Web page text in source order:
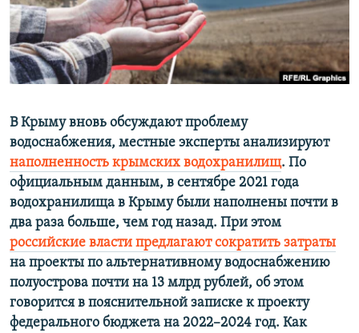
ПОБЕДИТЕЛЕЙ НЕ СУДЯТ?
КРЫМ.НЕПОКОРЕННЫЙ
ELIFBE
ПРИСОЕДИНЯЙТЕСЬ!
Все сайты RFE/RL
В Крыму вновь обсуждают проблему
водоснабжения, местные эксперты анализируют
наполненность крымских водохранилищ. По
официальным данным, в сентябре 2021 года
водохранилища в Крыму были наполнены почти в
два раза больше, чем год назад. При этом
российские власти предлагают сократить затраты
на проекты по альтернативному водоснабжению
полуострова почти на 13 млрд рублей, об этом
говорится в пояснительной записке к проекту
федерального бюджета на 2022–2024 год. Как